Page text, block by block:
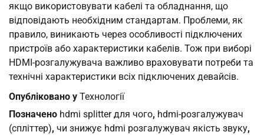
якщо використовувати кабелі та обладнання, що
відповідають необхідним стандартам. Проблеми, як
правило, виникають через особливості підключених
пристроїв або характеристики кабелів. Тож при виборі
HDMI-розгалужувача важливо враховувати потреби та
технічні характеристики всіх підключених девайсів.
Опубліковано у Технології
Позначено hdmi splitter для чого, hdmi-розгалужувач
(спліттер), чи знижує hdmi розгалужувач якість звуку,